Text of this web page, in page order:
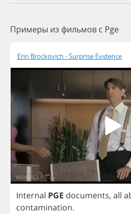
Примеры из фильмов c Pge
Erin Brockovich - Surprise Evidence
Internal PGE documents, all
contamination.